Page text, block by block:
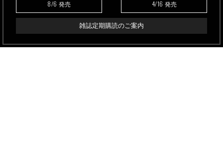
8/6 発売 4/16 発売
雑誌定期購読のご案内